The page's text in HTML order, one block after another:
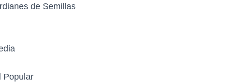
de Semillas
Popular